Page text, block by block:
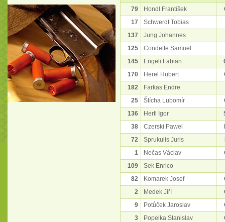
79
Hondl František
17
Schwerdt Tobias
137
Jung Johannes
125
Condette Samuel
145
Engeli Fabian
170
Herel Hubert
182
Farkas Endre
25
Štícha Lubomír
136
Hertl Igor
38
Czerski Pawel
72
Sprukulis Juris
1
Nečas Václav
109
Sek Enrico
82
Komarek Josef
2
Medek Jiří
9
Potůček Jaroslav
3
Popelka Stanislav